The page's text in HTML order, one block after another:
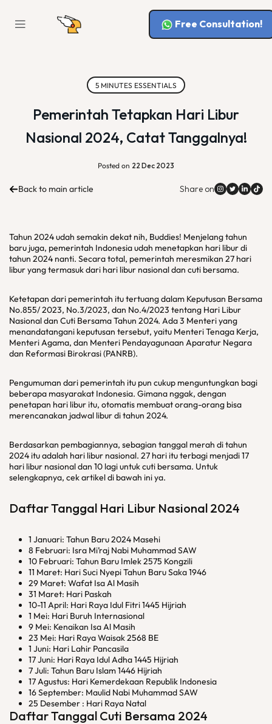
Free Consultation!
5 MINUTES ESSENTIALS
Pemerintah Tetapkan Hari Libur
Nasional 2024, Catat Tanggalnya!
Posted on 22 Dec 2023
Back to main article Share on
Tahun 2024 udah semakin dekat nih, Buddies! Menjelang tahun
baru juga, pemerintah Indonesia udah menetapkan hari libur di
tahun 2024 nanti. Secara total, pemerintah meresmikan 27 hari
libur yang termasuk dari hari libur nasional dan cuti bersama.
Ketetapan dari pemerintah itu tertuang dalam Keputusan Bersama
No.855/ 2023, No.3/2023, dan No.4/2023 tentang Hari Libur
Nasional dan Cuti Bersama Tahun 2024. Ada 3 Menteri yang
menandatangani keputusan tersebut, yaitu Menteri Tenaga Kerja,
Menteri Agama, dan Menteri Pendayagunaan Aparatur Negara
dan Reformasi Birokrasi (PANRB).
Pengumuman dari pemerintah itu pun cukup menguntungkan bagi
beberapa masyarakat Indonesia. Gimana nggak, dengan
penetapan hari libur itu, otomatis membuat orang-orang bisa
merencanakan jadwal libur di tahun 2024.
Berdasarkan pembagiannya, sebagian tanggal merah di tahun
2024 itu adalah hari libur nasional. 27 hari itu terbagi menjadi 17
hari libur nasional dan 10 lagi untuk cuti bersama. Untuk
selengkapnya, cek artikel di bawah ini ya.
Daftar Tanggal Hari Libur Nasional 2024
1 Januari: Tahun Baru 2024 Masehi
8 Februari: Isra Mi’raj Nabi Muhammad SAW
10 Februari: Tahun Baru Imlek 2575 Kongzili
11 Maret: Hari Suci Nyepi Tahun Baru Saka 1946
29 Maret: Wafat Isa Al Masih
31 Maret: Hari Paskah
10-11 April: Hari Raya Idul Fitri 1445 Hijriah
1 Mei: Hari Buruh Internasional
9 Mei: Kenaikan Isa Al Masih
23 Mei: Hari Raya Waisak 2568 BE
1 Juni: Hari Lahir Pancasila
17 Juni: Hari Raya Idul Adha 1445 Hijriah
7 Juli: Tahun Baru Islam 1446 Hijriah
17 Agustus: Hari Kemerdekaan Republik Indonesia
16 September: Maulid Nabi Muhammad SAW
25 Desember : Hari Raya Natal
Daftar Tanggal Cuti Bersama 2024